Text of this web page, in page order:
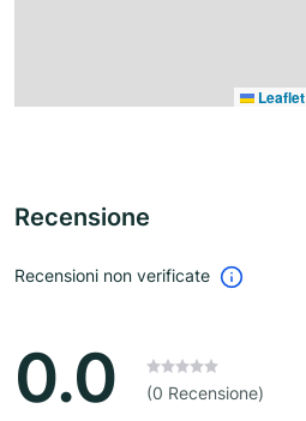
Leaflet
Recensione
Recensioni non verificate
0.0 (0 Recensione)